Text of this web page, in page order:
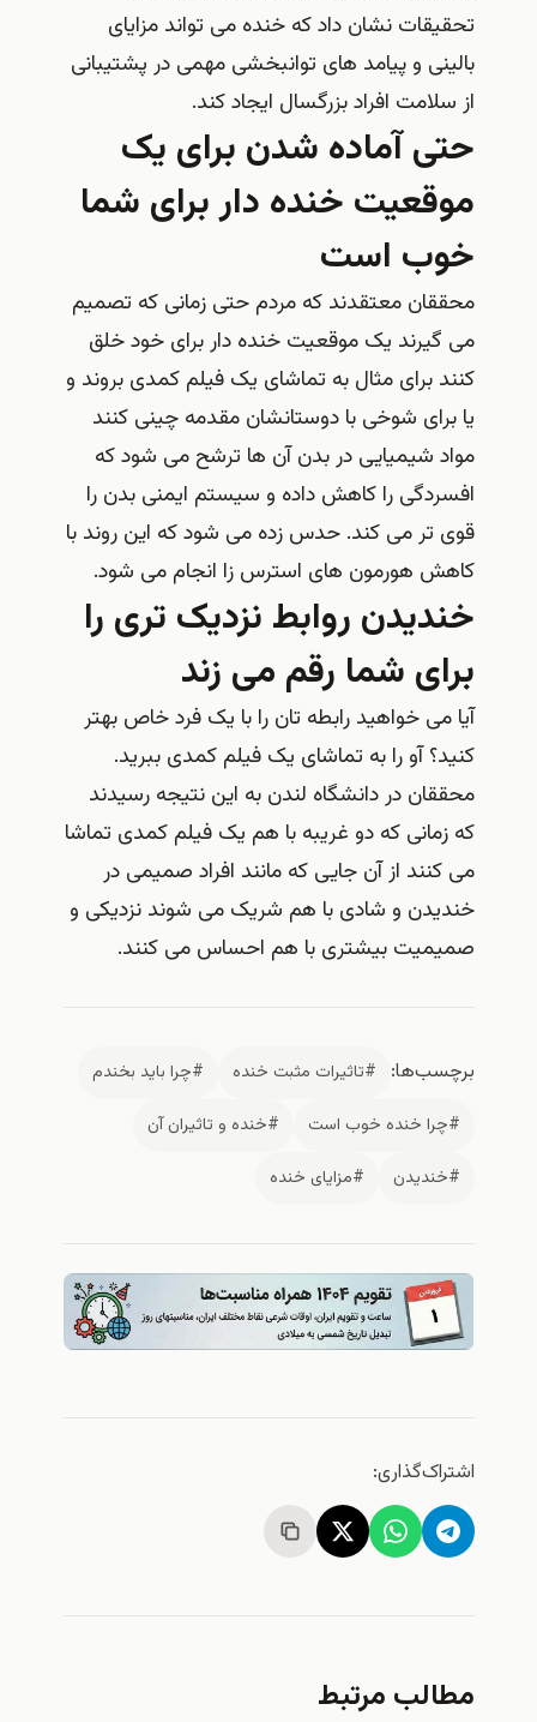
تحقیقات نشان داد که خنده می تواند مزایای
بالینی و پیامد های توانبخشی مهمی در پشتیبانی
از سلامت افراد بزرگسال ایجاد کند.
حتی آماده شدن برای یک
موقعیت خنده دار برای شما
خوب است
محققان معتقدند که مردم حتی زمانی که تصمیم
می گیرند یک موقعیت خنده دار برای خود خلق
کنند برای مثال به تماشای یک فیلم کمدی بروند و
یا برای شوخی با دوستانشان مقدمه چینی کنند
مواد شیمیایی در بدن آن ها ترشح می شود که
افسردگی را کاهش داده و سیستم ایمنی بدن را
قوی تر می کند. حدس زده می شود که این روند با
کاهش هورمون های استرس زا انجام می شود.
خندیدن روابط نزدیک تری را
برای شما رقم می زند
آیا می خواهید رابطه تان را با یک فرد خاص بهتر
کنید؟ آو را به تماشای یک فیلم کمدی ببرید.
محققان در دانشگاه لندن به این نتیجه رسیدند
که زمانی که دو غریبه با هم یک فیلم کمدی تماشا
می کنند از آن جایی که مانند افراد صمیمی در
خندیدن و شادی با هم شریک می شوند نزدیکی و
صمیمیت بیشتری با هم احساس می کنند.
برچسب‌ها: #تاثیرات مثبت خنده
#چرا باید بخندم
#چرا خنده خوب است
#خنده و تاثیران آن
#خندیدن
#مزایای خنده
اشتراک‌گذاری:
مطالب مرتبط